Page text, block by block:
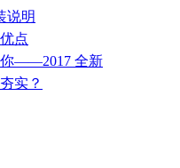
说明
点
你——2017 全新
实？